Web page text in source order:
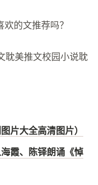
的文推荐吗？
耽美推文校园小说​耽
片大全高清图片）
霞、陈铎朗诵《悼